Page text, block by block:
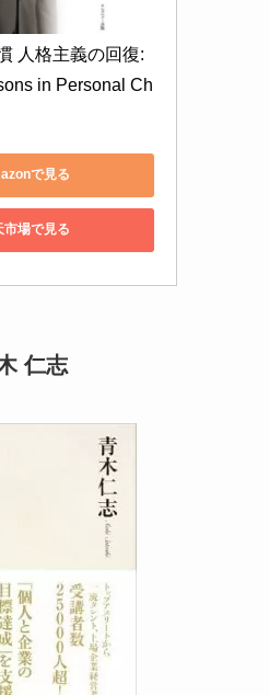
人格主義の回復:
in Personal Ch
で見る
市場で見る
仁志